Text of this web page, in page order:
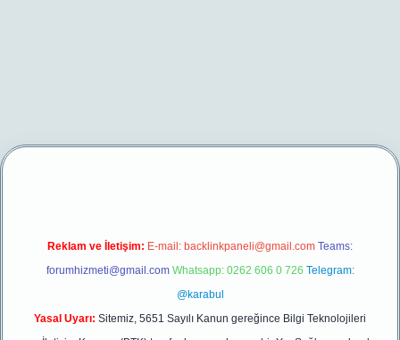
ilbetgir.net/betexper yeni giriş
Reklam ve İletişim: E-mail: backlinkpaneli@gmail.com Teams:
forumhizmeti@gmail.com Whatsapp: 0262 606 0 726 Telegram:
@karabul
Yasal Uyarı: Sitemiz, 5651 Sayılı Kanun gereğince Bilgi Teknolojileri